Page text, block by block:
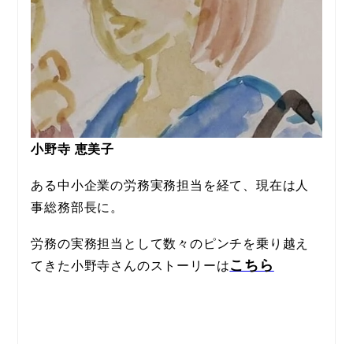
小野寺 恵美子
ある中小企業の労務実務担当を経て、現在は人
事総務部長に。
労務の実務担当として数々のピンチを乗り越え
てきた小野寺さんのストーリーはこちら